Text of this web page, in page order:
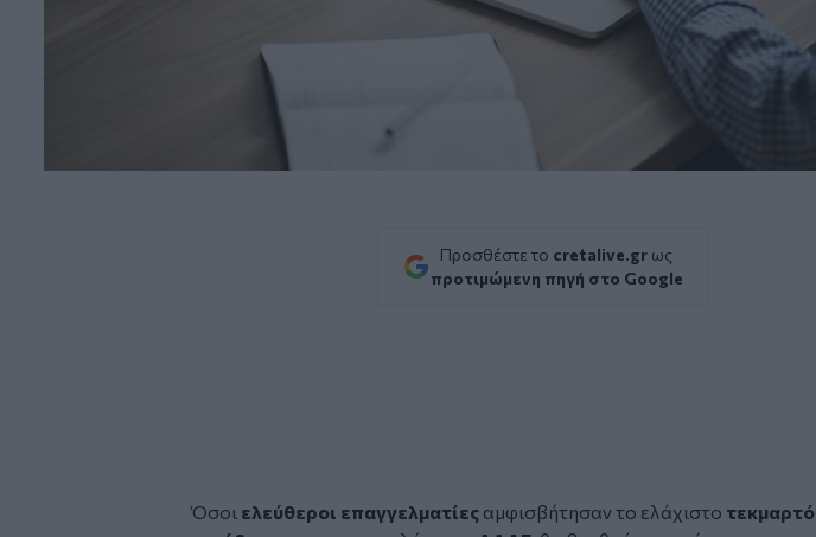
Προσθέστε το cretalive.gr ως
προτιμώμενη πηγή στο Google
Όσοι ελεύθεροι επαγγελματίες αμφισβήτησαν το ελάχιστο τεκμαρτό